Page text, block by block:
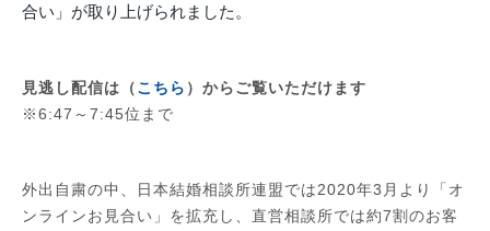
合い」が取り上げられました。
見逃し配信は（こちら ）からご覧いただけます
※6:47～7:45位まで
外出自粛の中、日本結婚相談所連盟では2020年3月より「オ
ンラインお見合い」を拡充し、直営相談所では約7割のお客